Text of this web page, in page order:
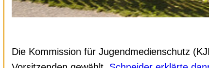
Die Kommission für Jugendmedienschutz